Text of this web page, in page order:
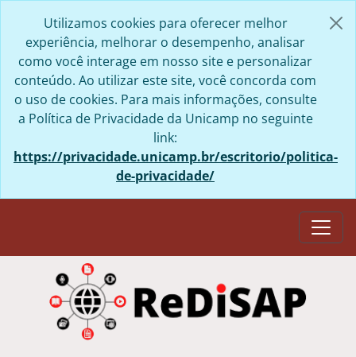
Utilizamos cookies para oferecer melhor
experiência, melhorar o desempenho, analisar
como você interage em nosso site e personalizar
conteúdo. Ao utilizar este site, você concorda com
o uso de cookies. Para mais informações, consulte
a Política de Privacidade da Unicamp no seguinte
link:
https://privacidade.unicamp.br/escritorio/politica-
de-privacidade/